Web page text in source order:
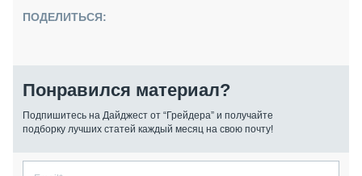
ПОДЕЛИТЬСЯ:
Понравился материал?
Подпишитесь на Дайджест от “Грейдера” и получайте
подборку лучших статей каждый месяц на свою почту!